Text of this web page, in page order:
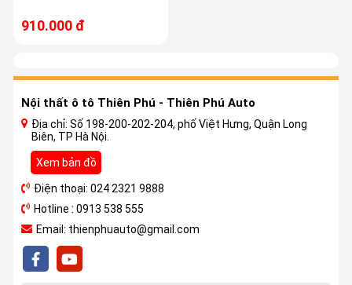
910.000 đ
Nội thất ô tô Thiên Phú - Thiên Phú Auto
Địa chỉ: Số 198-200-202-204, phố Việt Hưng, Quận Long
Biên, TP Hà Nội.
Xem bản đồ
Điện thoại: 024 2321 9888
Hotline : 0913 538 555
Email: thienphuauto@gmail.com